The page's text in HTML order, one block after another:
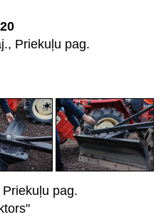
Priekuļu pag.
pag.